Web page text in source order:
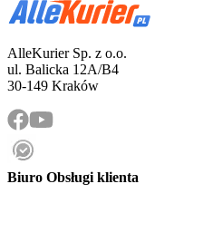
AlleKurier Sp. z o.o.
ul. Balicka 12A/B4
30-149 Kraków
Biuro Obsługi klienta